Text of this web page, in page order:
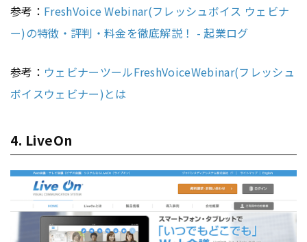
参考： FreshVoice Webinar(フレッシュボイス ウェビナ
ー)の特徴・評判・料金を徹底解説！ - 起業ログ
参考： ウェビナーツールFreshVoiceWebinar(フレッシュ
ボイスウェビナー)とは
4. LiveOn